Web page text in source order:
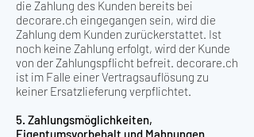
die Zahlung des Kunden bereits bei
decorare.ch eingegangen sein, wird die
Zahlung dem Kunden zurückerstattet. Ist
noch keine Zahlung erfolgt, wird der Kunde
von der Zahlungspflicht befreit. decorare.ch
ist im Falle einer Vertragsauflösung zu
keiner Ersatzlieferung verpflichtet.
5. Zahlungsmöglichkeiten,
Eigentumsvorbehalt und Mahnungen